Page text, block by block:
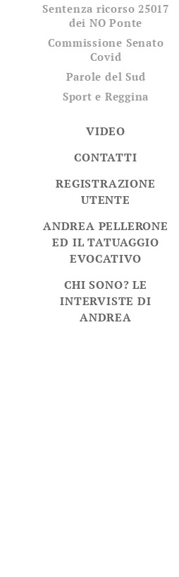
Sentenza ricorso 25017
dei NO Ponte
Commissione Senato
Covid
Parole del Sud
Sport e Reggina
VIDEO
CONTATTI
REGISTRAZIONE
UTENTE
ANDREA PELLERONE
ED IL TATUAGGIO
EVOCATIVO
CHI SONO? LE
INTERVISTE DI
ANDREA